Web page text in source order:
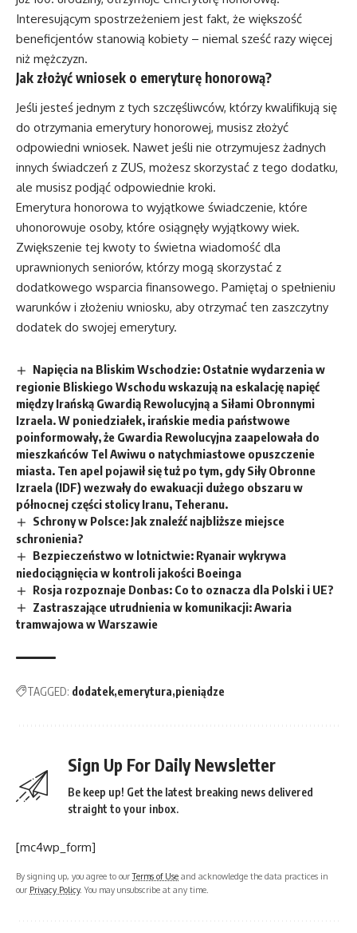
Interesującym spostrzeżeniem jest fakt, że większość
beneficjentów stanowią kobiety – niemal sześć razy więcej
niż mężczyzn.
Jak złożyć wniosek o emeryturę honorową?
Jeśli jesteś jednym z tych szczęśliwców, którzy kwalifikują się
do otrzymania emerytury honorowej, musisz złożyć
odpowiedni wniosek. Nawet jeśli nie otrzymujesz żadnych
innych świadczeń z ZUS, możesz skorzystać z tego dodatku,
ale musisz podjąć odpowiednie kroki.
Emerytura honorowa to wyjątkowe świadczenie, które
uhonorowuje osoby, które osiągnęły wyjątkowy wiek.
Zwiększenie tej kwoty to świetna wiadomość dla
uprawnionych seniorów, którzy mogą skorzystać z
dodatkowego wsparcia finansowego. Pamiętaj o spełnieniu
warunków i złożeniu wniosku, aby otrzymać ten zaszczytny
dodatek do swojej emerytury.
Napięcia na Bliskim Wschodzie: Ostatnie wydarzenia w
regionie Bliskiego Wschodu wskazują na eskalację napięć
między Irańską Gwardią Rewolucyjną a Siłami Obronnymi
Izraela. W poniedziałek, irańskie media państwowe
poinformowały, że Gwardia Rewolucyjna zaapelowała do
mieszkańców Tel Awiwu o natychmiastowe opuszczenie
miasta. Ten apel pojawił się tuż po tym, gdy Siły Obronne
Izraela (IDF) wezwały do ewakuacji dużego obszaru w
północnej części stolicy Iranu, Teheranu.
Schrony w Polsce: Jak znaleźć najbliższe miejsce
schronienia?
Bezpieczeństwo w lotnictwie: Ryanair wykrywa
niedociągnięcia w kontroli jakości Boeinga
Rosja rozpoznaje Donbas: Co to oznacza dla Polski i UE?
Zastraszające utrudnienia w komunikacji: Awaria
tramwajowa w Warszawie
TAGGED: dodatek emerytura pieniądze
Sign Up For Daily Newsletter
Be keep up! Get the latest breaking news delivered
straight to your inbox.
[mc4wp_form]
By signing up, you agree to ourTerms of Use and acknowledge the data practices in
our Privacy Policy. You may unsubscribe at any time.